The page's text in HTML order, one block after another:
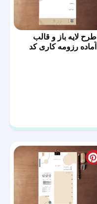
طرح لایه باز و قالب
آماده رزومه کاری کد